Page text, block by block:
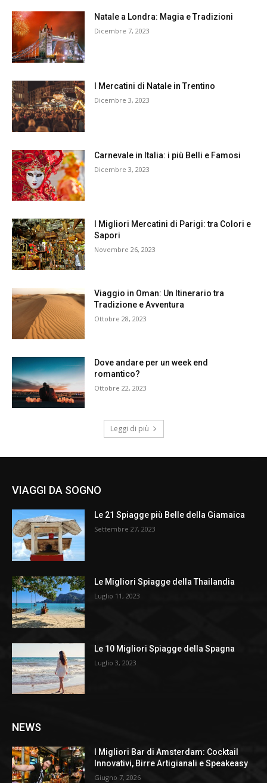
Natale a Londra: Magia e Tradizioni
Dicembre 7, 2023
I Mercatini di Natale in Trentino
Dicembre 3, 2023
Carnevale in Italia: i più Belli e Famosi
Dicembre 3, 2023
I Migliori Mercatini di Parigi: tra Colori e
Sapori
Novembre 26, 2023
Viaggio in Oman: Un Itinerario tra
Tradizione e Avventura
Ottobre 28, 2023
Dove andare per un week end
romantico?
Ottobre 22, 2023
Leggi di più
VIAGGI DA SOGNO
Le 21 Spiagge più Belle della Giamaica
Settembre 27, 2023
Le Migliori Spiagge della Thailandia
Luglio 11, 2023
Le 10 Migliori Spiagge della Spagna
Luglio 3, 2023
NEWS
I Migliori Bar di Amsterdam: Cocktail
Innovativi, Birre Artigianali e Speakeasy
Giugno 7, 2026